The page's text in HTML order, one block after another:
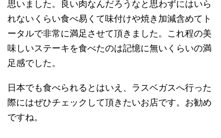
思いました。良い肉なんだろうなと思わずにはいら
れないくらい食べ易くて味付けや焼き加減含めてト
ータルで非常に満足させて頂きました。これ程の美
味しいステーキを食べたのは記憶に無いくらいの満
足感でした。
日本でも食べられるとはいえ、ラスベガスへ行った
際にはぜひチェックして頂きたいお店です。お勧め
ですね。